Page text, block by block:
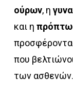
ούρων, η
και η
που
των ασθενών.